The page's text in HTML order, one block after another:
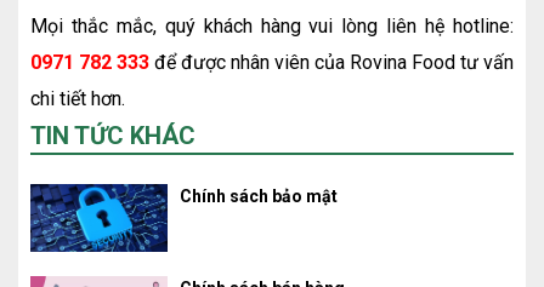
Mọi thắc mắc, quý khách hàng vui lòng liên hệ hotline:
0971 782 333 để được nhân viên của Rovina Food tư vấn
chi tiết hơn.
TIN TỨC KHÁC
Chính sách bảo mật